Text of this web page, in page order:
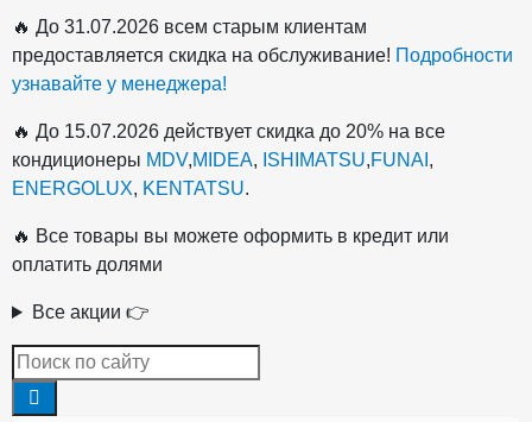
🔥 До 31.07.2026 всем старым клиентам
предоставляется скидка на обслуживание! Подробности
узнавайте у менеджера!
🔥 До 15.07.2026 действует скидка до 20% на все
кондиционеры MDV,MIDEA, ISHIMATSU,FUNAI ,
ENERGOLUX, KENTATSU.
🔥 Все товары вы можете оформить в кредит или
оплатить долями
Все акции 👉